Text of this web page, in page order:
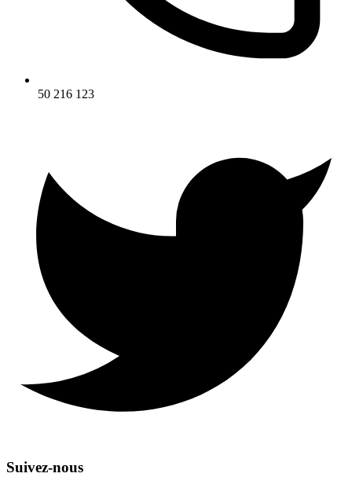
50 216 123
Suivez-nous